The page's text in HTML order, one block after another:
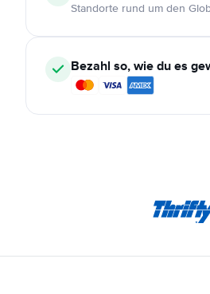
Standorte rund um den
Bezahl so, wie du es